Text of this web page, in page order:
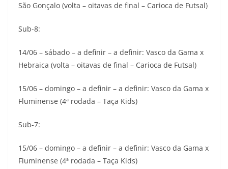
São Gonçalo (volta – oitavas de final – Carioca de Futsal)
Sub-8:
14/06 – sábado – a definir – a definir: Vasco da Gama x
Hebraica (volta – oitavas de final – Carioca de Futsal)
15/06 – domingo – a definir – a definir: Vasco da Gama x
Fluminense (4ª rodada – Taça Kids)
Sub-7:
15/06 – domingo – a definir – a definir: Vasco da Gama x
Fluminense (4ª rodada – Taça Kids)